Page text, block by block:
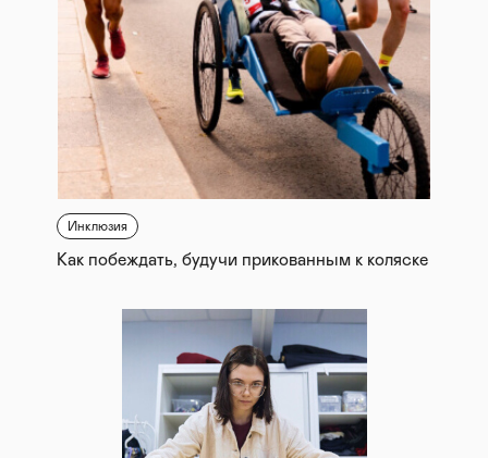
Инклюзия
Как побеждать, будучи прикованным к коляске